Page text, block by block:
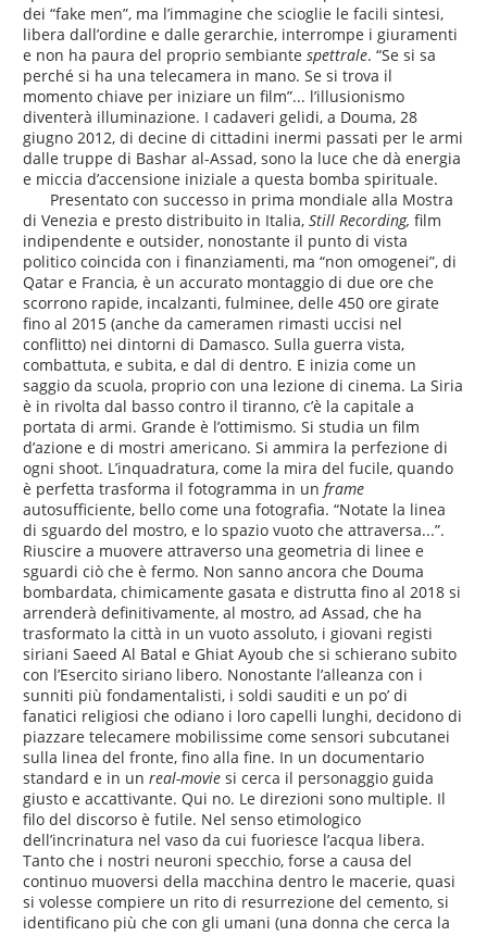
dei “fake men”, ma l’immagine che scioglie le facili sintesi,
libera dall’ordine e dalle gerarchie, interrompe i giuramenti
e non ha paura del proprio sembiantespettrale. “Se si sa
perché si ha una telecamera in mano. Se si trova il
momento chiave per iniziare un film”... l’illusionismo
diventerà illuminazione. I cadaveri gelidi, a Douma, 28
giugno 2012, di decine di cittadini inermi passati per le armi
dalle truppe di Bashar al-Assad, sono la luce che dà energia
e miccia d’accensione iniziale a questa bomba spirituale.
Presentato con successo in prima mondiale alla Mostra
di Venezia e presto distribuito in Italia,Still Recording,film
indipendente e outsider, nonostante il punto di vista
politico coincida con i finanziamenti, ma “non omogenei”, di
Qatar e Francia, è un accurato montaggio di due ore che
scorrono rapide, incalzanti, fulminee, delle 450 ore girate
fino al 2015 (anche da cameramen rimasti uccisi nel
conflitto) nei dintorni di Damasco. Sulla guerra vista,
combattuta, e subita, e dal di dentro. E inizia come un
saggio da scuola, proprio con una lezione di cinema. La Siria
è in rivolta dal basso contro il tiranno, c’è la capitale a
portata di armi. Grande è l’ottimismo. Si studia un film
d’azione e di mostri americano. Si ammira la perfezione di
ogni shoot. L’inquadratura, come la mira del fucile, quando
è perfetta trasforma il fotogramma in unframe
autosufficiente, bello come una fotografia. “Notate la linea
di sguardo del mostro, e lo spazio vuoto che attraversa...”.
Riuscire a muovere attraverso una geometria di linee e
sguardi ciò che è fermo. Non sanno ancora che Douma
bombardata, chimicamente gasata e distrutta fino al 2018 si
arrenderà definitivamente, al mostro, ad Assad, che ha
trasformato la città in un vuoto assoluto, i giovani registi
siriani Saeed Al Batal e Ghiat Ayoub che si schierano subito
con l’Esercito siriano libero. Nonostante l’alleanza con i
sunniti più fondamentalisti, i soldi sauditi e un po’ di
fanatici religiosi che odiano i loro capelli lunghi, decidono di
piazzare telecamere mobilissime come sensori subcutanei
sulla linea del fronte, fino alla fine. In un documentario
standard e in unreal-movie si cerca il personaggio guida
giusto e accattivante. Qui no. Le direzioni sono multiple. Il
filo del discorso è futile. Nel senso etimologico
dell’incrinatura nel vaso da cui fuoriesce l’acqua libera.
Tanto che i nostri neuroni specchio, forse a causa del
continuo muoversi della macchina dentro le macerie, quasi
si volesse compiere un rito di resurrezione del cemento, si
identificano più che con gli umani (una donna che cerca la